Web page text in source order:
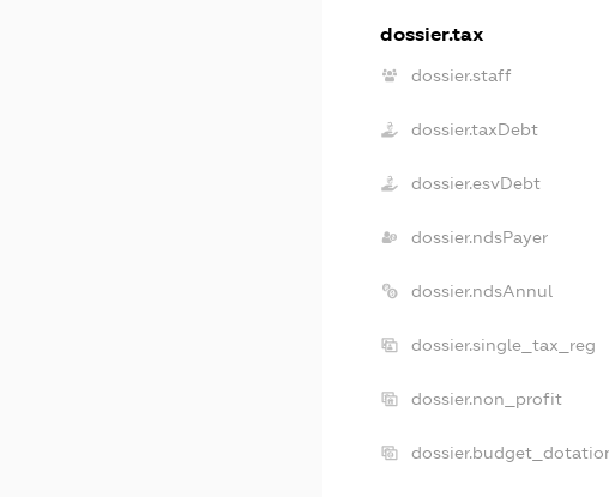
dossier.tax
dossier.staff
dossier.taxDebt
dossier.esvDebt
dossier.ndsPayer
dossier.ndsAnnul
dossier.single_tax_reg
dossier.non_profit